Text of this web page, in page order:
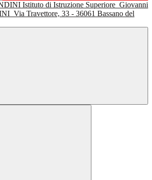
Istituto di Istruzione Superiore Giovanni
Via Travettore, 33 - 36061 Bassano del